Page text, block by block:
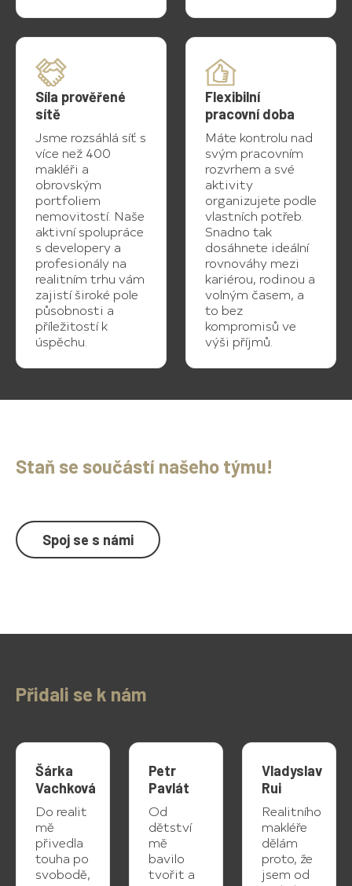
Síla prověřené
sítě
Jsme rozsáhlá síť s
více než 400
makléři a
obrovským
portfoliem
nemovitostí. Naše
aktivní spolupráce
s developery a
profesionály na
realitním trhu vám
zajistí široké pole
působnosti a
příležitostí k
úspěchu.
Flexibilní
pracovní doba
Máte kontrolu nad
svým pracovním
rozvrhem a své
aktivity
organizujete podle
vlastních potřeb.
Snadno tak
dosáhnete ideální
rovnováhy mezi
kariérou, rodinou a
volným časem, a
to bez
kompromisů ve
výši příjmů.
Staň se součástí našeho týmu!
Spoj se s námi
Přidali se k nám
Šárka
Vachková
Do realit
mě
přivedla
touha po
svobodě,
Petr
Pavlát
Od
dětství
mě
bavilo
tvořit a
Vladyslav
Rui
Realitního
makléře
dělám
proto, že
jsem od